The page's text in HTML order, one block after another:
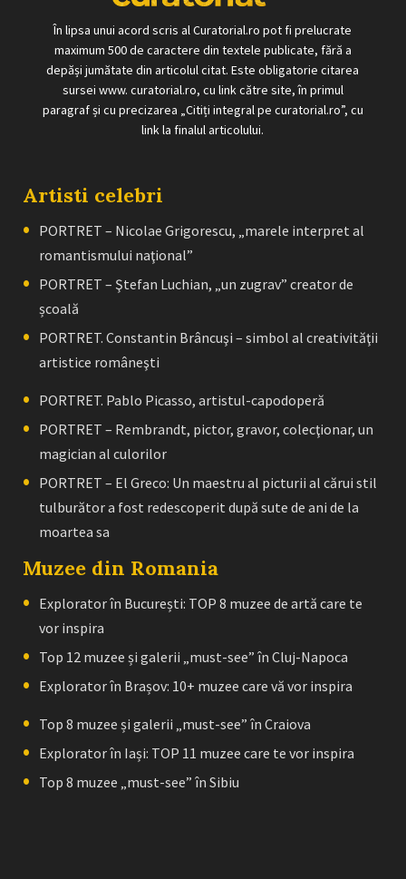
În lipsa unui acord scris al Curatorial.ro pot fi prelucrate
maximum 500 de caractere din textele publicate, fără a
depăși jumătate din articolul citat. Este obligatorie citarea
sursei www. curatorial.ro, cu link către site, în primul
paragraf și cu precizarea „Citiți integral pe curatorial.ro”, cu
link la finalul articolului.
Artisti celebri
PORTRET – Nicolae Grigorescu, „marele interpret al
romantismului naţional”
PORTRET – Ştefan Luchian, „un zugrav” creator de
școală
PORTRET. Constantin Brâncuşi – simbol al creativităţii
artistice româneşti
PORTRET. Pablo Picasso, artistul-capodoperă
PORTRET – Rembrandt, pictor, gravor, colecţionar, un
magician al culorilor
PORTRET – El Greco: Un maestru al picturii al cărui stil
tulburător a fost redescoperit după sute de ani de la
moartea sa
Muzee din Romania
Explorator în București: TOP 8 muzee de artă care te
vor inspira
Top 12 muzee și galerii „must-see” în Cluj-Napoca
Explorator în Brașov: 10+ muzee care vă vor inspira
Top 8 muzee și galerii „must-see” în Craiova
Explorator în Iași: TOP 11 muzee care te vor inspira
Top 8 muzee „must-see” în Sibiu